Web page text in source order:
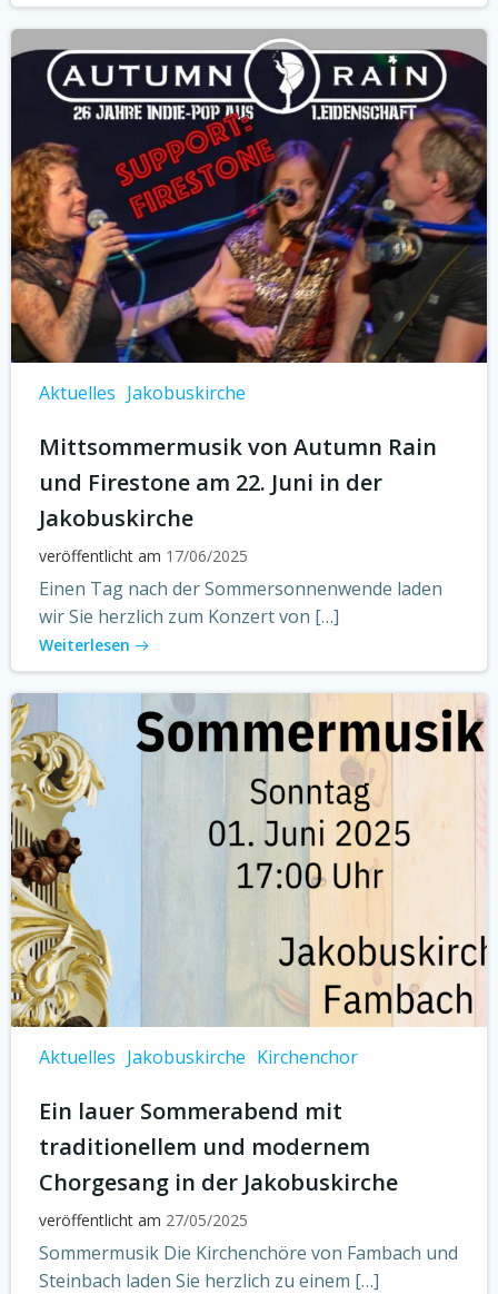
Aktuelles Jakobuskirche
Mittsommermusik von Autumn Rain
und Firestone am 22. Juni in der
Jakobuskirche
veröffentlicht am 17/06/2025
Einen Tag nach der Sommersonnenwende laden
wir Sie herzlich zum Konzert von […]
Weiterlesen
Aktuelles Jakobuskirche Kirchenchor
Ein lauer Sommerabend mit
traditionellem und modernem
Chorgesang in der Jakobuskirche
veröffentlicht am 27/05/2025
Sommermusik Die Kirchenchöre von Fambach und
Steinbach laden Sie herzlich zu einem […]